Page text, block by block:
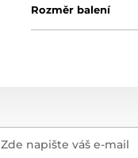
Rozměr balení
Zde napište váš e-mail